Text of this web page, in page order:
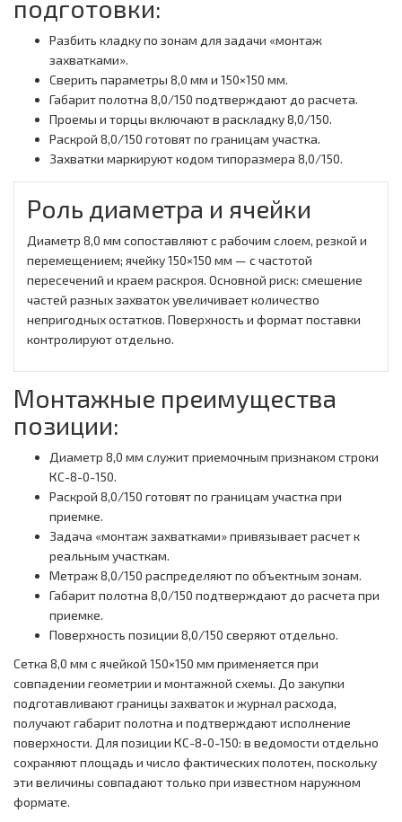
подготовки:
Разбить кладку по зонам для задачи «монтаж
захватками».
Сверить параметры 8,0 мм и 150×150 мм.
Габарит полотна 8,0/150 подтверждают до расчета.
Проемы и торцы включают в раскладку 8,0/150.
Раскрой 8,0/150 готовят по границам участка.
Захватки маркируют кодом типоразмера 8,0/150.
Роль диаметра и ячейки
Диаметр 8,0 мм сопоставляют с рабочим слоем, резкой и
перемещением; ячейку 150×150 мм — с частотой
пересечений и краем раскроя. Основной риск: смешение
частей разных захваток увеличивает количество
непригодных остатков. Поверхность и формат поставки
контролируют отдельно.
Монтажные преимущества
позиции:
Диаметр 8,0 мм служит приемочным признаком строки
КС-8-0-150.
Раскрой 8,0/150 готовят по границам участка при
приемке.
Задача «монтаж захватками» привязывает расчет к
реальным участкам.
Метраж 8,0/150 распределяют по объектным зонам.
Габарит полотна 8,0/150 подтверждают до расчета при
приемке.
Поверхность позиции 8,0/150 сверяют отдельно.
Сетка 8,0 мм с ячейкой 150×150 мм применяется при
совпадении геометрии и монтажной схемы. До закупки
подготавливают границы захваток и журнал расхода,
получают габарит полотна и подтверждают исполнение
поверхности. Для позиции КС-8-0-150: в ведомости отдельно
сохраняют площадь и число фактических полотен, поскольку
эти величины совпадают только при известном наружном
формате.